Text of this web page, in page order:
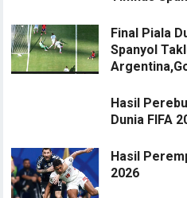
Final Piala
Spanyol
Hasil
Dunia FIFA
Hasil
2026